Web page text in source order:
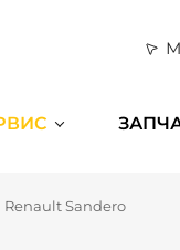
Renault Sandero